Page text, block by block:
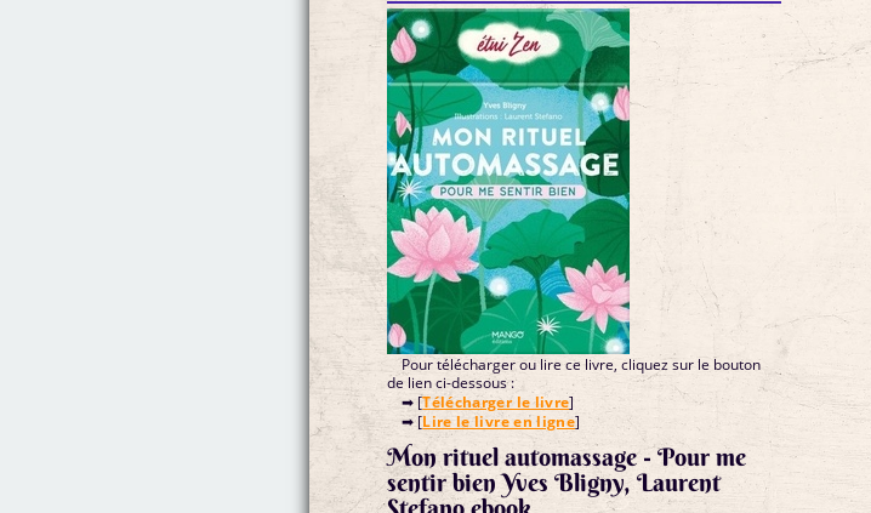
Pour télécharger ou lire ce livre, cliquez sur le bouton
de lien ci-dessous :
➡ [Télécharger le livre]
➡ [Lire le livre en ligne]
Mon rituel automassage - Pour me
sentir bien Yves Bligny, Laurent